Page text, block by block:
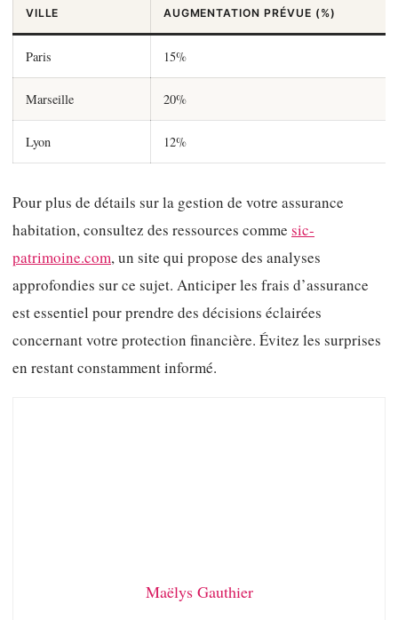
VILLE AUGMENTATION PRÉVUE (%)
Paris 15%
Marseille 20%
Lyon 12%
Pour plus de détails sur la gestion de votre assurance
habitation, consultez des ressources comme sic-
patrimoine.com, un site qui propose des analyses
approfondies sur ce sujet. Anticiper les frais d’assurance
est essentiel pour prendre des décisions éclairées
concernant votre protection financière. Évitez les surprises
en restant constamment informé.
Maëlys Gauthier